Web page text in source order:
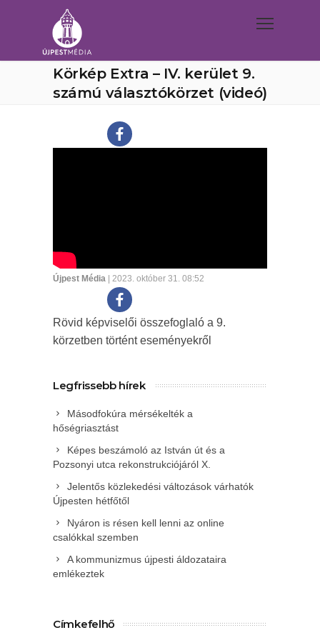
Körkép Extra – IV. kerület 9.
számú választókörzet (videó)
Újpest Média | 2023. október 31. 08:52
Rövid képviselői összefoglaló a 9.
körzetben történt eseményekről
Legfrissebb hírek
Másodfokúra mérsékelték a
hőségriasztást
Képes beszámoló az István út és a
Pozsonyi utca rekonstrukciójáról X.
Jelentős közlekedési változások várhatók
Újpesten hétfőtől
Nyáron is résen kell lenni az online
csalókkal szemben
A kommunizmus újpesti áldozataira
emlékeztek
Címkefelhő